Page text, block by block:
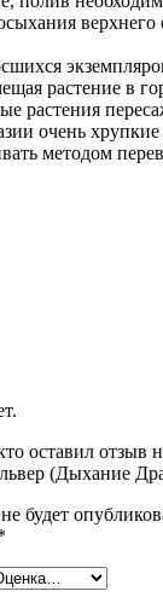
верхнего
растение в
растения
очень
методом
оставил отзыв
(Дыхание
будет